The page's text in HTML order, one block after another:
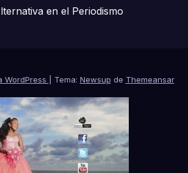
en el Periodismo
WordPress Tema: Newsup de Themeansar